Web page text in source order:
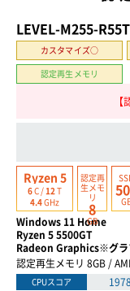
LEVEL-M255-
カスタマイズ○
認定再生メモリ
Ryzen 5
6C / 12 T
4.4GHz
認定再
生メモ
リ
8
GB
Windows 11 Home
Ryzen 5 5500GT
Radeon Graphics※グラ
認定再生メモリ 8GB /
CPUスコア